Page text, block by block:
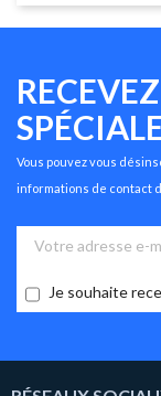
Vous pouvez vous
informations de contact
Je souhaite